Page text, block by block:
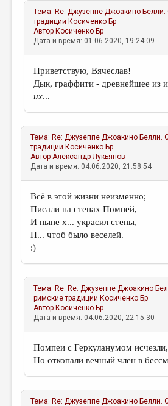
Тема: Re: Джузеппе Джоакино
традиции Косиченко Бр
Автор Косиченко Бр
Дата и время: 01.06.2020, 19:24:09
Приветствую, Вячеслав!
Дык, граффити - древнейшее из
их...
Тема: Re: Джузеппе Джоакино Белли.
традиции Косиченко Бр
АвторАлександр Лукьянов
Дата и время: 04.06.2020, 21:58:54
Всё в этой жизни неизменно;
Писали на стенах Помпей,
И ныне х... украсил стены,
П... чтоб было веселей.
:)
Тема: Re: Re: Джузеппе Джоакино
римские традиции Косиченко Бр
Автор Косиченко Бр
Дата и время: 04.06.2020, 22:15:30
Помпеи с Геркуланумом исчезли,
Но откопали вечный член в
Тема: Re: Джузеппе Джоакино Белли.